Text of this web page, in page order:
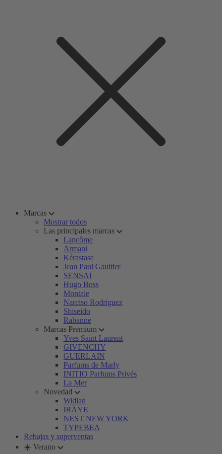
Marcas
Mostrar todos
Las principales marcas
Lancôme
Armani
Kérastase
Jean Paul Gaultier
SENSAI
Hugo Boss
Montale
Narciso Rodriguez
Shiseido
Rabanne
Marcas Premium
Yves Saint Laurent
GIVENCHY
GUERLAIN
Parfums de Marly
INITIO Parfums Privés
La Mer
Novedad
Widian
IRÄYE
NEST NEW YORK
TYPEBEA
Rebajas y superventas
☀️ Verano